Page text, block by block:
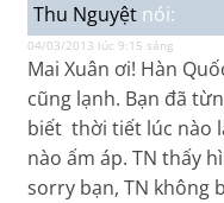
Thu Nguyệt nói:
04/03/2013 lúc 9:15 sáng
Mai Xuân ơi! Hàn
cũng lạnh. Bạn đã
biết thời tiết lúc nào
nào ấm áp. TN thấy
sorry bạn, TN không